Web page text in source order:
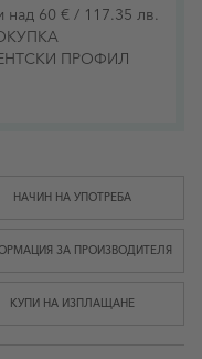
60 € / 117.35 лв.
ПРОФИЛ
НАЧИН НА УПОТРЕБА
ЗА ПРОИЗВОДИТЕЛЯ
КУПИ НА ИЗПЛАЩАНЕ